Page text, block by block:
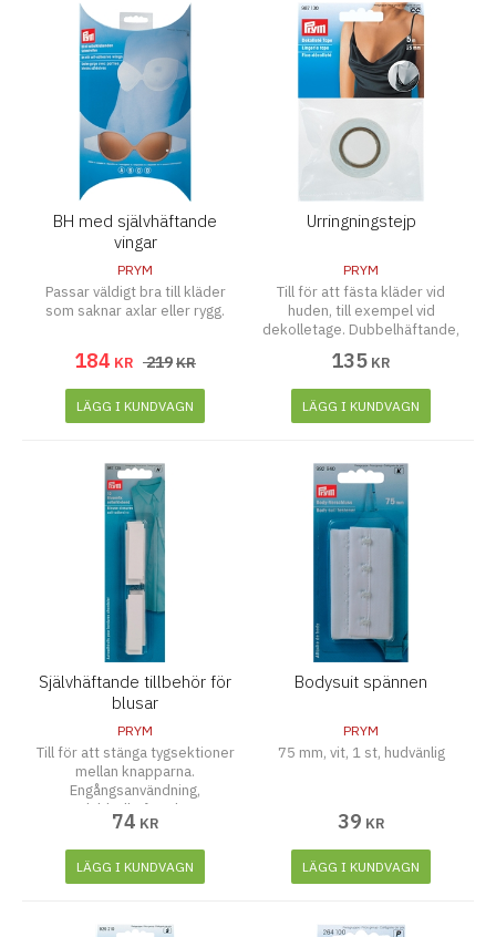
BH med självhäftande
vingar
PRYM
Passar väldigt bra till kläder
som saknar axlar eller rygg.
184 KR 219KR
LÄGG I KUNDVAGN
Urringningstejp
PRYM
Till för att fästa kläder vid
huden, till exempel vid
dekolletage. Dubbelhäftande,
135 KR
LÄGG I KUNDVAGN
Självhäftande tillbehör för
blusar
PRYM
Till för att stänga tygsektioner
mellan knapparna.
Engångsanvändning,
dubbelhäftande.
74 KR
LÄGG I KUNDVAGN
Bodysuit spännen
PRYM
75 mm, vit, 1 st, hudvänlig
39 KR
LÄGG I KUNDVAGN